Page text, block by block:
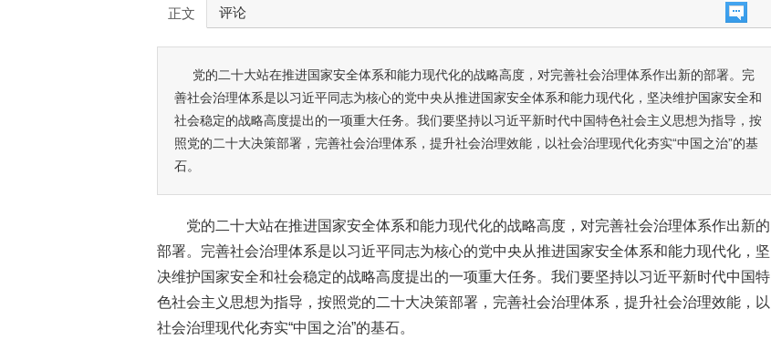
正文 评论
党的二十大站在推进国家安全体系和能力现代化的战略高度，对完善社会治理体系作出新的部署。完
善社会治理体系是以习近平同志为核心的党中央从推进国家安全体系和能力现代化，坚决维护国家安全和
社会稳定的战略高度提出的一项重大任务。我们要坚持以习近平新时代中国特色社会主义思想为指导，按
照党的二十大决策部署，完善社会治理体系，提升社会治理效能，以社会治理现代化夯实“中国之治”的基
石。
党的二十大站在推进国家安全体系和能力现代化的战略高度，对完善社会治理体系作出新的
部署。完善社会治理体系是以习近平同志为核心的党中央从推进国家安全体系和能力现代化，坚
决维护国家安全和社会稳定的战略高度提出的一项重大任务。我们要坚持以习近平新时代中国特
色社会主义思想为指导，按照党的二十大决策部署，完善社会治理体系，提升社会治理效能，以
社会治理现代化夯实“中国之治”的基石。